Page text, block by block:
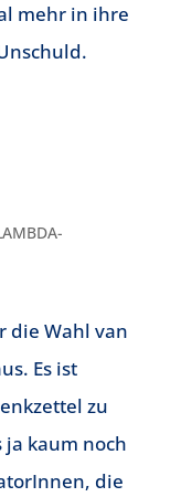
mehr in ihre
die Wahl van
Es ist
zu
ja kaum noch
die